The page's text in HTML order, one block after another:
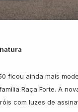
ficou ainda mais
Raça Forte. A
com luzes de